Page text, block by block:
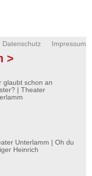
Impressum
Datenschutz
>
glaubt schon an
| Theater
Unterlamm | Oh du
Heinrich